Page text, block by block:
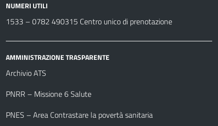
NUMERI UTILI
1533 – 0782 490315 Centro unico di prenotazione
AMMINISTRAZIONE TRASPARENTE
Archivio ATS
PNRR – Missione 6 Salute
PNES – Area Contrastare la povertà sanitaria